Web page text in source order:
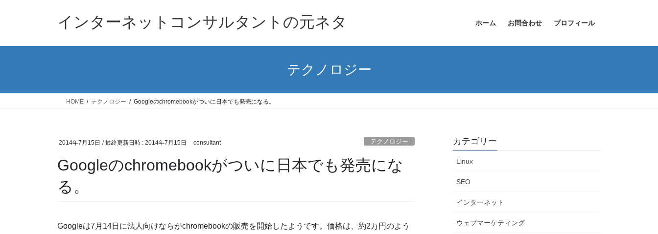
インターネットコンサルタントの元ネタ ホーム お問合わせ プロフィール
テクノロジー
HOME テクノロジー Googleのchromebookがついに日本でも発売になる。
2014年7月15日 / 最終更新日時 : 2014年7月15日 consultant テクノロジー
Googleのchromebookがついに日本でも発売にな
る。
Googleは7月14日に法人向けならがchromebookの販売を開始したようです。価格は、約2万円のよう
カテゴリー
Linux
SEO
インターネット
ウェブマーケティング